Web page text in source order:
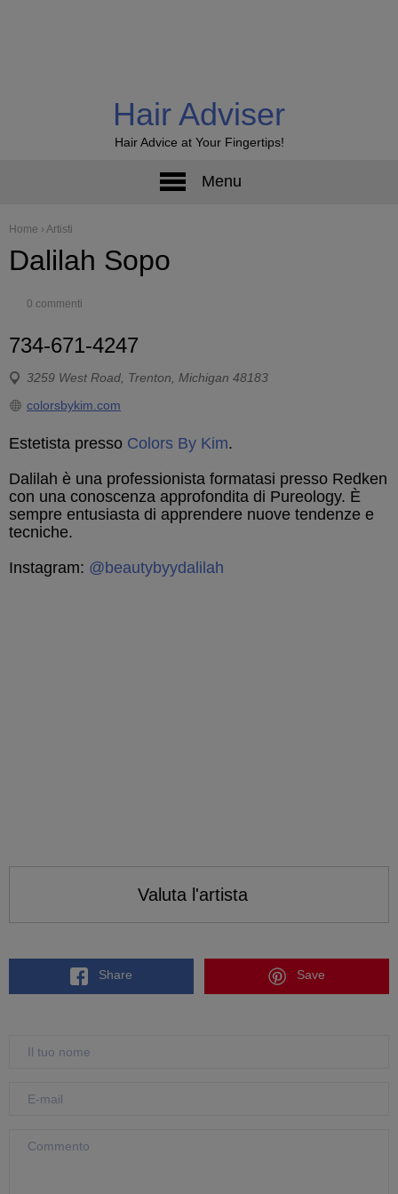
Hair Adviser
Hair Advice at Your Fingertips!
Menu
Home › Artisti
Dalilah Sopo
0 commenti
734-671-4247
3259 West Road, Trenton, Michigan 48183
colorsbykim.com
Estetista presso Colors By Kim.
Dalilah è una professionista formatasi presso Redken
con una conoscenza approfondita di Pureology. È
sempre entusiasta di apprendere nuove tendenze e
tecniche.
Instagram: @beautybyydalilah
Valuta l'artista
Share Save